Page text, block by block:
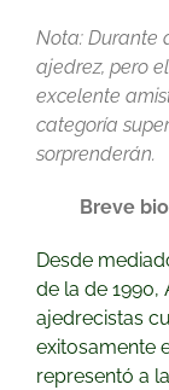
Nota: Durante
ajedrez, pero
excelente
categoría
sorprenderán.
Breve
Desde
de la de
ajedrecistas
exitosamente
representó a